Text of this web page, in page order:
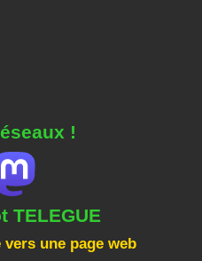
!
TELEGUE
une page web